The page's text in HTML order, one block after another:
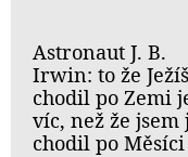
Astronaut J. B.
Irwin: to že Ježíš
chodil po Zemi
víc, než že jsem
chodil po Měsíci